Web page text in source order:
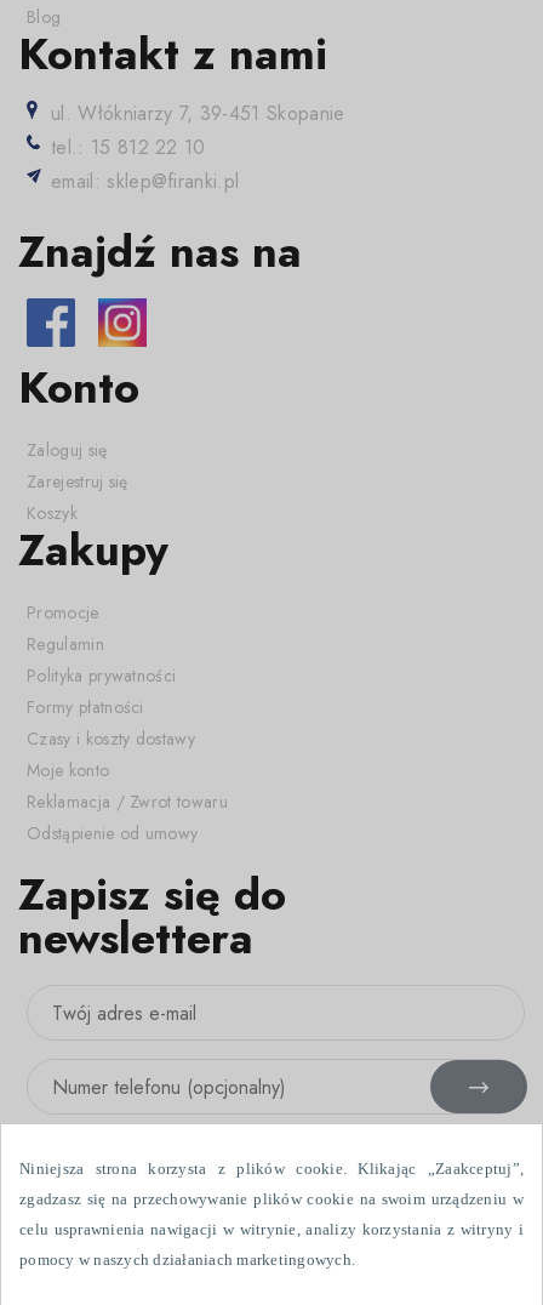
Blog
Kontakt z nami
ul. Włókniarzy 7, 39-451 Skopanie
tel.: 15 812 22 10
email: sklep@firanki.pl
Znajdź nas na
Konto
Zaloguj się
Zarejestruj się
Koszyk
Zakupy
Promocje
Regulamin
Polityka prywatności
Formy płatności
Czasy i koszty dostawy
Moje konto
Reklamacja / Zwrot towaru
Odstąpienie od umowy
Zapisz się do
newslettera
Wyrażam zgodę na otrzymywanie informacji handlowych drogą
elektroniczną i przy użyciu urządzeń telefonicznych, wysłanych przez
Niniejsza strona korzysta z plików cookie. Klikając „Zaakceptuj”,
zgadzasz się na przechowywanie plików cookie na swoim urządzeniu w
celu usprawnienia nawigacji w witrynie, analizy korzystania z witryny i
pomocy w naszych działaniach marketingowych.